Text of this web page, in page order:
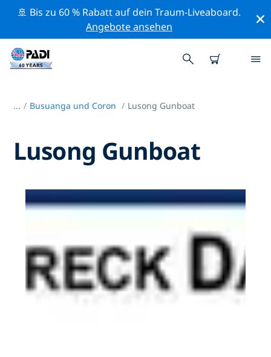
🚢 Bis zu 60 % Rabatt auf dein Traum-Liveaboard.
Angebote ansehen
... / Busuanga und Coron Lusong Gunboat
Lusong Gunboat